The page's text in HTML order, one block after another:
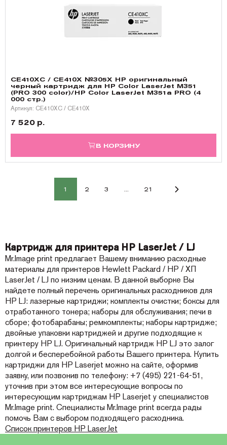
CE410XC / CE410X №305X HP оригинальный
черный картридж для HP Color LaserJet M351
(PRO 300 color)/HP Color LaserJet M351a PRO (4
000 стр.)
Артикул: CE410XC / CE410X
7 520 р.
В КОРЗИНУ
1 2 3 ... 21
Картридж для принтера HP LaserJet / LJ
Mr.Image print предлагает Вашему вниманию расходные
материалы для принтеров Hewlett Packard / HP / ХП
LaserJet / LJ по низким ценам. В данной выборке Вы
найдете полный перечень оригинальных расходников для
HP LJ: лазерные картриджи; комплекты очистки; боксы для
отработанного тонера; наборы для обслуживания; печи в
сборе; фотобарабаны; ремкомплекты; наборы картридже;
двойные упаковки картриджей и другие подходящие к
принтеру HP LJ. Оригинальный картридж HP LJ это залог
долгой и бесперебойной работы Вашего принтера. Купить
картриджи для HP Laserjet можно на сайте, оформив
заявку, или позвонив по телефону: +7 (495) 221-64-51,
уточнив при этом все интересующие вопросы по
интересующим картриджам HP Laserjet у специалистов
Mr.Image print. Специалисты Mr.Image print всегда рады
помочь Вам с выбором подходящего расходника.
Список принтеров HP LaserJet